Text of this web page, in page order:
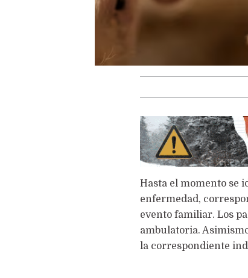
Hasta el momento se
enfermedad,
evento familiar. Los
ambulatoria.
la correspondiente